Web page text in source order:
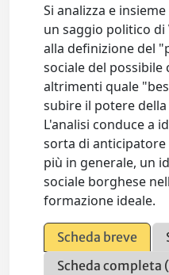
Si analizza e
un saggio politico
alla definizione del
sociale del possibile
altrimenti quale
subire il potere
L'analisi conduce a
sorta di anticipatore
più in generale, un
sociale borghese
formazione ideale.
Scheda breve
Scheda completa